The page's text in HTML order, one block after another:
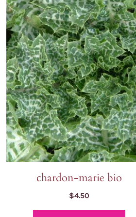
Oreille de lion
Orlaya
Pavots
Pensée sauvage
Petunia
Phacélie
Tagètes
Tournesols
Zinnia
chardon-marie bio
$4.50